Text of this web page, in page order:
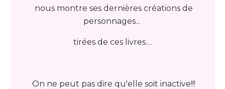
nous montre ses dernières créations de
personnages...
tirées de ces livres....
On ne peut pas dire qu'elle soit inactive!!!